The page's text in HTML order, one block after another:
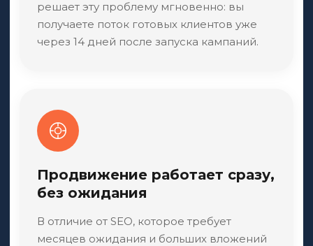
решает эту проблему мгновенно: вы
получаете поток готовых клиентов уже
через 14 дней после запуска кампаний.
Продвижение работает сразу,
без ожидания
В отличие от SEO, которое требует
месяцев ожидания и больших вложений